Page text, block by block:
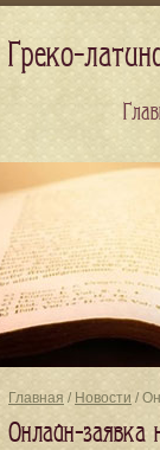
Главная / Новости /
Онлайн-заявка
Греко-